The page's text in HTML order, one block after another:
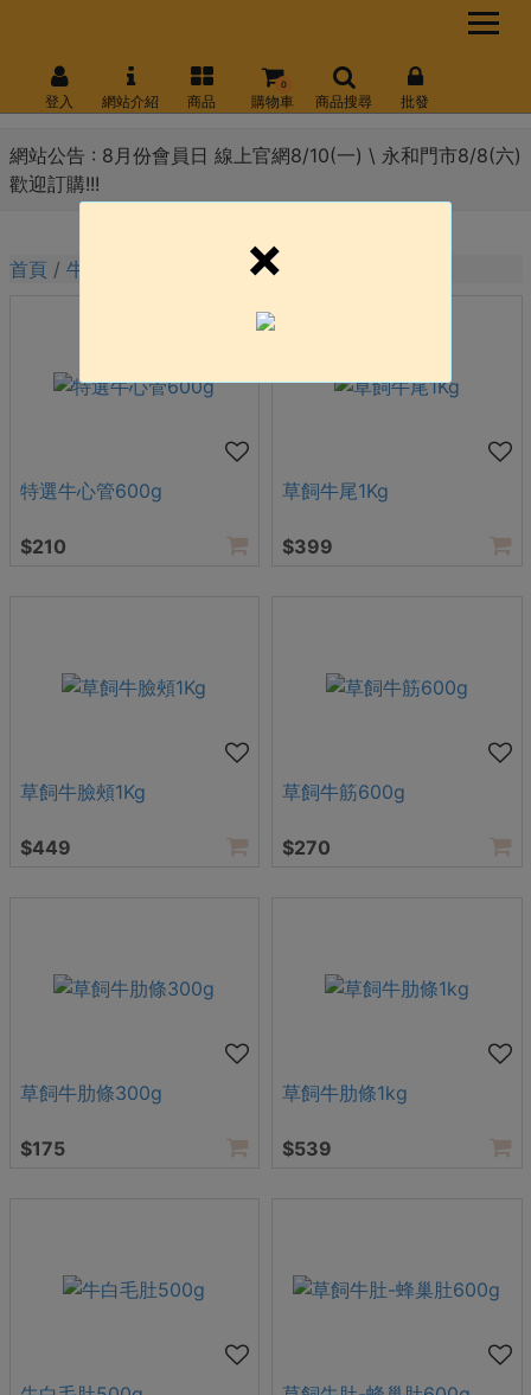
網站公告 : 8月份會員日 線上官網8/10(一) \ 永和門市8/8(六)
歡迎訂購!!!
登入 網站介紹 商品 購物車
0
商品搜尋 批發
首頁 牛肉系列
特選牛心管600g
$210
草飼牛尾1Kg
$399
草飼牛臉頰1Kg
$449
草飼牛筋600g
$270
草飼牛肋條300g
$175
草飼牛肋條1kg
$539
×